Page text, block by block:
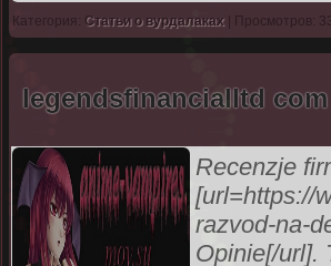
Категория: Статьи о вурдалаках | Просмотров:
legendsfinancialltd com
Recenzje
[url=https://
razvod-na-
Opinie[/url].